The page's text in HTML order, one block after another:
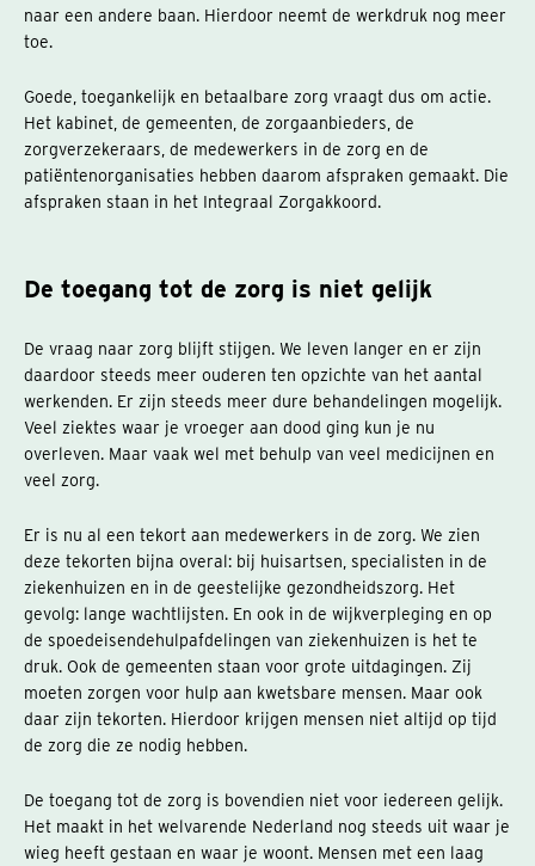
naar een andere baan. Hierdoor neemt de werkdruk nog meer
toe.
Goede, toegankelijk en betaalbare zorg vraagt dus om actie.
Het kabinet, de gemeenten, de zorgaanbieders, de
zorgverzekeraars, de medewerkers in de zorg en de
patiëntenorganisaties hebben daarom afspraken gemaakt. Die
afspraken staan in het Integraal Zorgakkoord.
De toegang tot de zorg is niet gelijk
De vraag naar zorg blijft stijgen. We leven langer en er zijn
daardoor steeds meer ouderen ten opzichte van het aantal
werkenden. Er zijn steeds meer dure behandelingen mogelijk.
Veel ziektes waar je vroeger aan dood ging kun je nu
overleven. Maar vaak wel met behulp van veel medicijnen en
veel zorg.
Er is nu al een tekort aan medewerkers in de zorg. We zien
deze tekorten bijna overal: bij huisartsen, specialisten in de
ziekenhuizen en in de geestelijke gezondheidszorg. Het
gevolg: lange wachtlijsten. En ook in de wijkverpleging en op
de spoedeisendehulpafdelingen van ziekenhuizen is het te
druk. Ook de gemeenten staan voor grote uitdagingen. Zij
moeten zorgen voor hulp aan kwetsbare mensen. Maar ook
daar zijn tekorten. Hierdoor krijgen mensen niet altijd op tijd
de zorg die ze nodig hebben.
De toegang tot de zorg is bovendien niet voor iedereen gelijk.
Het maakt in het welvarende Nederland nog steeds uit waar je
wieg heeft gestaan en waar je woont. Mensen met een laag